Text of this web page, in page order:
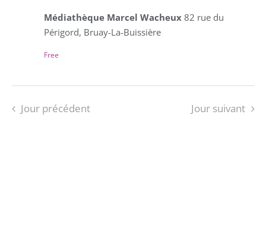
Médiathèque Marcel Wacheux 82 rue du
Périgord, Bruay-La-Buissière
Free
Jour précédent Jour suivant